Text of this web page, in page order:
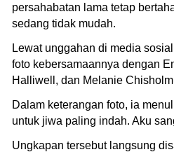
persahabatan lama tetap
sedang tidak mudah.
Lewat unggahan di media
foto kebersamaannya dengan
Halliwell, dan Melanie
Dalam keterangan foto, ia
untuk jiwa paling indah. Aku
Ungkapan tersebut langsung